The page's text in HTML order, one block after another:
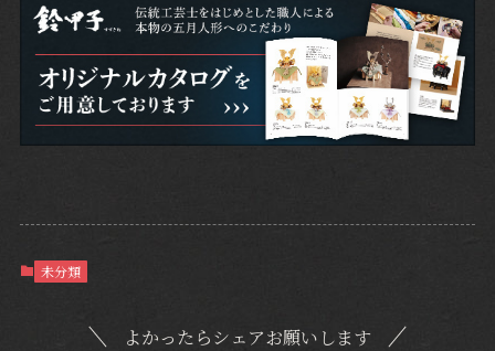
未分類
よかったらシェアお願いします